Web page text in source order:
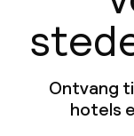
Ontvang
hotels